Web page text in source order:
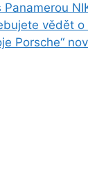
Panamerou
vědět o
Porsche“